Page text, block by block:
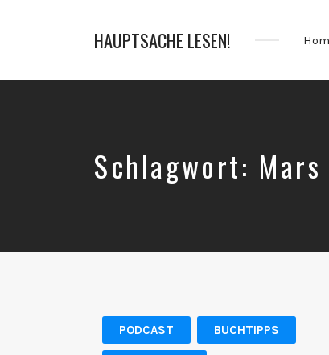
HAUPTSACHE LESEN!
Schlagwort:
PODCAST BUCHTIPPS